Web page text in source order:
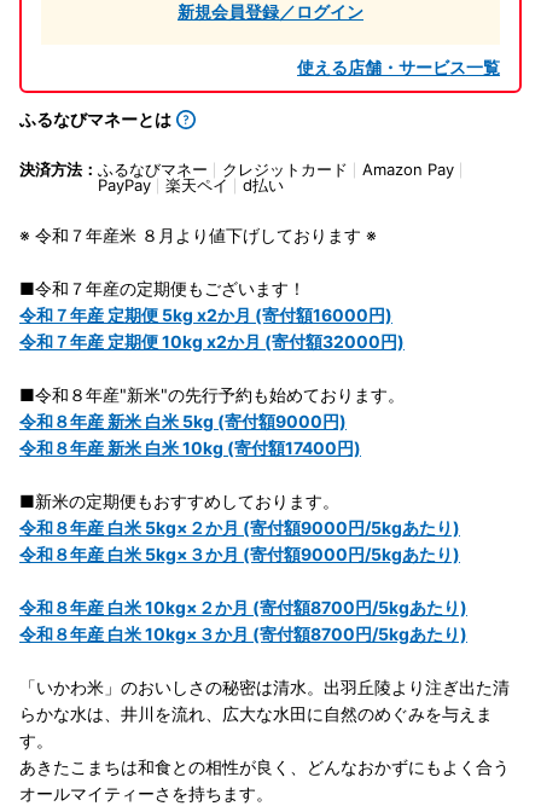
新規会員登録／ログイン
使える店舗・サービス一覧
ふるなびマネーとは
決済方法： ふるなびマネー クレジットカード
Amazon Pay
PayPay
楽天ペイ d払い
※ 令和７年産米 ８月より値下げしております ※
■令和７年産の定期便もございます！
令和７年産 定期便 5kg x2か月 (寄付額16000円)
令和７年産 定期便 10kg x2か月 (寄付額32000円)
■令和８年産"新米"の先行予約も始めております。
令和８年産 新米 白米 5kg (寄付額9000円)
令和８年産 新米 白米 10kg (寄付額17400円)
■新米の定期便もおすすめしております。
令和８年産 白米 5kg×２か月 (寄付額9000円/5kgあたり)
令和８年産 白米 5kg×３か月 (寄付額9000円/5kgあたり)
令和８年産 白米 10kg×２か月 (寄付額8700円/5kgあたり)
令和８年産 白米 10kg×３か月 (寄付額8700円/5kgあたり)
「いかわ米」のおいしさの秘密は清水。出羽丘陵より注ぎ出た清
らかな水は、井川を流れ、広大な水田に自然のめぐみを与えま
す。
あきたこまちは和食との相性が良く、どんなおかずにもよく合う
オールマイティーさを持ちます。